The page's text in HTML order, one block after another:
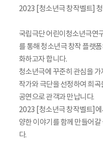
2023 [청소년극 창작벨트]
국립극단 어린이청소년극연
를 통해 청소년극 창작 플랫
화하고자 합니다.
청소년극에 꾸준히 관심을
작가와 극단을 선정하여 희
공연으로 관객과 만납니다.
2023 [청소년극 창작벨트]에
양한 이야기를 함께 만들어갈
다.